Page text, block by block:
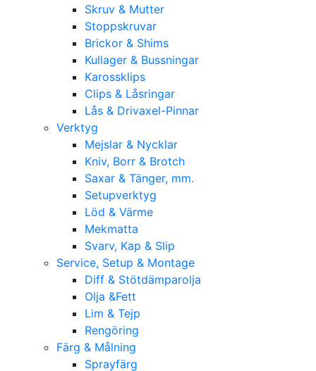
Skruv & Mutter
Stoppskruvar
Brickor & Shims
Kullager & Bussningar
Karossklips
Clips & Låsringar
Lås & Drivaxel-Pinnar
Verktyg
Mejslar & Nycklar
Kniv, Borr & Brotch
Saxar & Tänger, mm.
Setupverktyg
Löd & Värme
Mekmatta
Svarv, Kap & Slip
Service, Setup & Montage
Diff & Stötdämparolja
Olja &Fett
Lim & Tejp
Rengöring
Färg & Målning
Sprayfärg